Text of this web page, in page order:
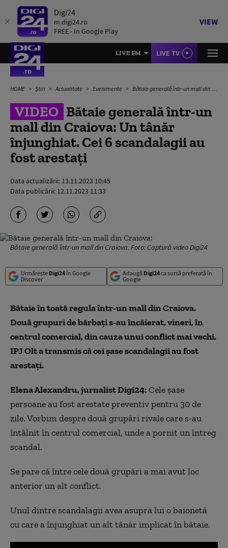
Digi24
m.digi24.ro
FREE - In Google Play
VIEW
LIVE FM LIVE TV
HOME Știri Actualitate Evenimente Bătaie generală într-un mall din Craiova: Un tânăr înjunghiat. Cei 6 scandalagii au fost arestați
VIDEO Bătaie generală într-un
mall din Craiova: Un tânăr
înjunghiat. Cei 6 scandalagii au
fost arestați
Data actualizării: 13.11.2023 10:45
Data publicării: 12.11.2023 11:33
Bătaie generală într-un mall din Craiova. Foto: Captură video Digi24
Urmărește Digi24în Google
Discover
Adaugă Digi24ca sursă preferată în
Google
Bătaie în toată regula într-un mall din Craiova.
Două grupuri de bărbați s-au încăierat, vineri, în
centrul comercial, din cauza unui conflict mai vechi.
IPJ Olt a transmis că cei șase scandalagii au fost
arestați.
Elena Alexandru, jurnalist Digi24:Cele șase
persoane au fost arestate preventiv pentru 30 de
zile. Vorbim despre două grupări rivale care s-au
întâlnit în centrul comercial, unde a pornit un întreg
scandal.
Se pare că între cele două grupări a mai avut loc
anterior un alt conflict.
Unul dintre scandalagii avea asupra lui o baionetă
cu care a înjunghiat un alt tânăr implicat în bătaie.